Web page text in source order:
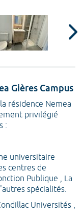
Gières Campus
résidence Nemea
privilégié
:
universitaire
centres de
Publique , La
spécialités.
Universités ,